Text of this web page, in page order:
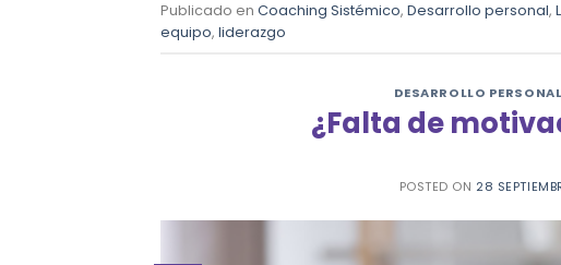
Publicado en Coaching Sistémico, Desarrollo personal,
equipo, liderazgo
DESARROLLO
¿Falta de
POSTED ON 28